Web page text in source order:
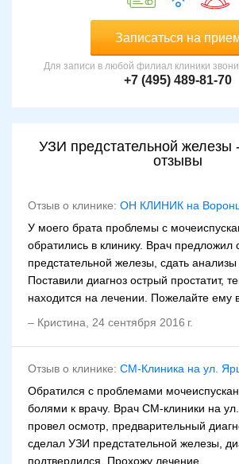
Записаться на
Для записи в любой филиал клиники
+7 (495) 489-81-70
УЗИ предстательной железы
отзывы
Отзыв о клинике: ОН КЛИНИК на
У моего брата проблемы с
обратились в клинику. Врач предложил
предстательной железы, сдать анализы
Поставили диагноз острый простатит,
находится на лечении. Пожелайте ему
– Кристина 24 сентября 2016 г.
Отзыв о клинике: СМ-Клиника на ул.
Обратился с проблемами
болями к врачу. Врач СМ-клиники на
провел осмотр, предварительный
сделал УЗИ предстательной железы,
подтвердился. Прохожу лечение.